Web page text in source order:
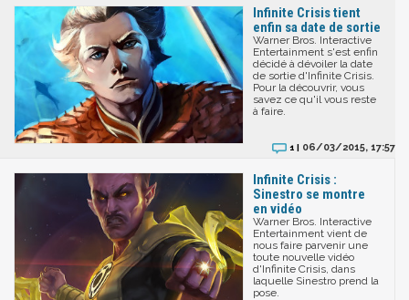
Infinite Crisis tient
enfin sa date de sortie
Warner Bros. Interactive
Entertainment s'est enfin
décidé à dévoiler la date
de sortie d'Infinite Crisis.
Pour la découvrir, vous
savez ce qu'il vous reste
à faire.
1 | 06/03/2015, 17:57
Infinite Crisis :
Sinestro se montre
en vidéo
Warner Bros. Interactive
Entertainment vient de
nous faire parvenir une
toute nouvelle vidéo
d'Infinite Crisis, dans
laquelle Sinestro prend la
pose.